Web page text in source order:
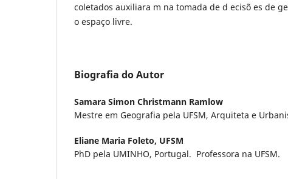
coletados auxiliara m na tomada de d ecisõ es de
o espaço livre.
Biografia do Autor
Samara Simon Christmann Ramlow
Mestre em Geografia pela UFSM, Arquiteta e
Eliane Maria Foleto, UFSM
PhD pela UMINHO, Portugal. Professora na UFSM.